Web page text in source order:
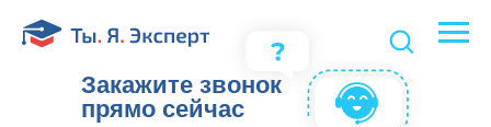
Закажите звонок
прямо сейчас